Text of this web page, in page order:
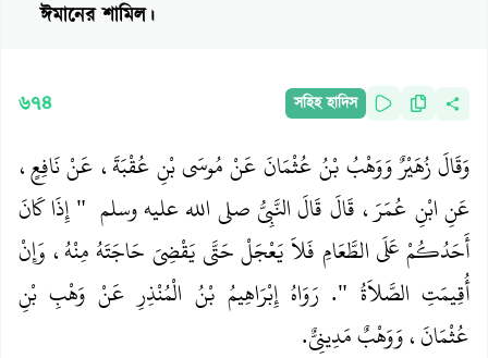
ঈমানের শামিল।
৬৭৪ সহিহ হাদিস
وَقَالَ زُهَيْرٌ وَوَهْبُ بْنُ عُثْمَانَ عَنْ مُوسَى بْنِ عُقْبَةَ، عَنْ نَافِعٍ،
عَنِ ابْنِ عُمَرَ، قَالَ قَالَ النَّبِيُّ صلى الله عليه وسلم ‏ "‏ إِذَا كَانَ
أَحَدُكُمْ عَلَى الطَّعَامِ فَلاَ يَعْجَلْ حَتَّى يَقْضِيَ حَاجَتَهُ مِنْهُ، وَإِنْ
أُقِيمَتِ الصَّلاَةُ ‏"‏‏.‏ رَوَاهُ إِبْرَاهِيمُ بْنُ الْمُنْذِرِ عَنْ وَهْبِ بْنِ
عُثْمَانَ، وَوَهْبٌ مَدِينِيٌّ‏.‏